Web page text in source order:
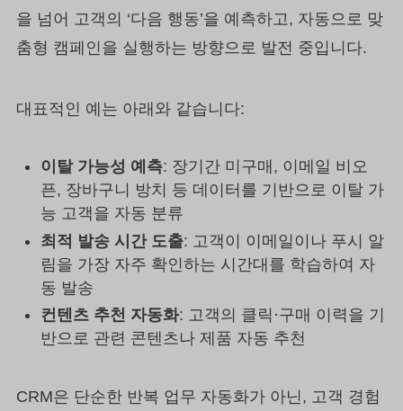
을 넘어 고객의 ‘다음 행동’을 예측하고, 자동으로 맞
춤형 캠페인을 실행하는 방향으로 발전 중입니다.
대표적인 예는 아래와 같습니다:
이탈 가능성 예측: 장기간 미구매, 이메일 비오
픈, 장바구니 방치 등 데이터를 기반으로 이탈 가
능 고객을 자동 분류
최적 발송 시간 도출: 고객이 이메일이나 푸시 알
림을 가장 자주 확인하는 시간대를 학습하여 자
동 발송
컨텐츠 추천 자동화: 고객의 클릭·구매 이력을 기
반으로 관련 콘텐츠나 제품 자동 추천
CRM은 단순한 반복 업무 자동화가 아닌, 고객 경험